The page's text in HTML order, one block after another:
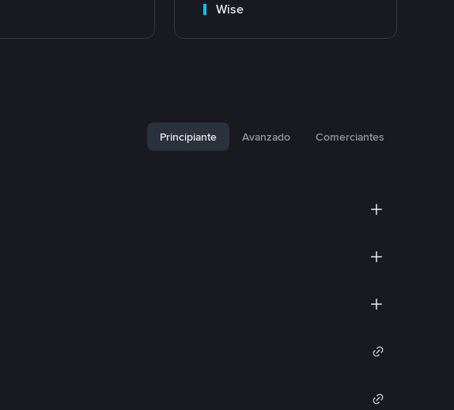
Wise
Principiante Avanzado Comerciantes